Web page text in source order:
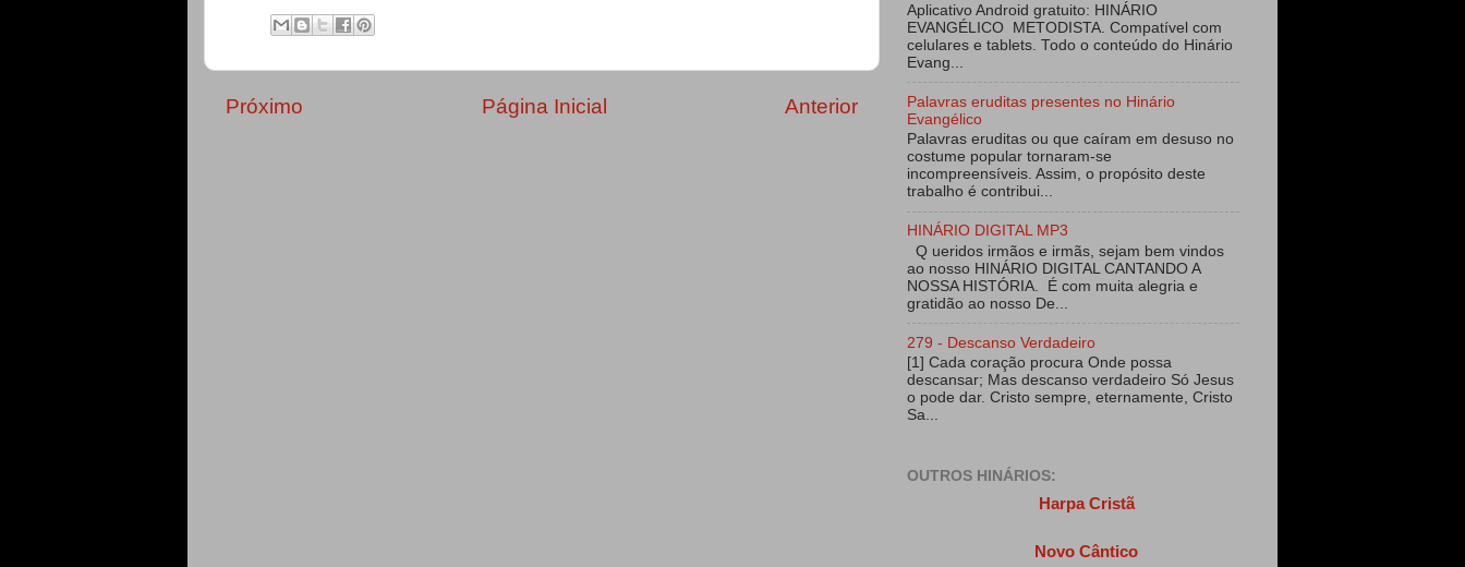
Próximo Anterior
Página Inicial
Aplicativo Android gratuito: HINÁRIO
EVANGÉLICO METODISTA. Compatível com
celulares e tablets. Todo o conteúdo do Hinário
Evang...
Palavras eruditas presentes no Hinário
Evangélico
Palavras eruditas ou que caíram em desuso no
costume popular tornaram-se
incompreensíveis. Assim, o propósito deste
trabalho é contribui...
HINÁRIO DIGITAL MP3
Q ueridos irmãos e irmãs, sejam bem vindos
ao nosso HINÁRIO DIGITAL CANTANDO A
NOSSA HISTÓRIA. É com muita alegria e
gratidão ao nosso De...
279 - Descanso Verdadeiro
[1] Cada coração procura Onde possa
descansar; Mas descanso verdadeiro Só Jesus
o pode dar. Cristo sempre, eternamente, Cristo
Sa...
OUTROS HINÁRIOS:
Harpa Cristã
Novo Cântico